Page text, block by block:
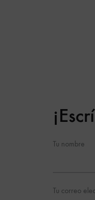
Tu nombre
Tu correo